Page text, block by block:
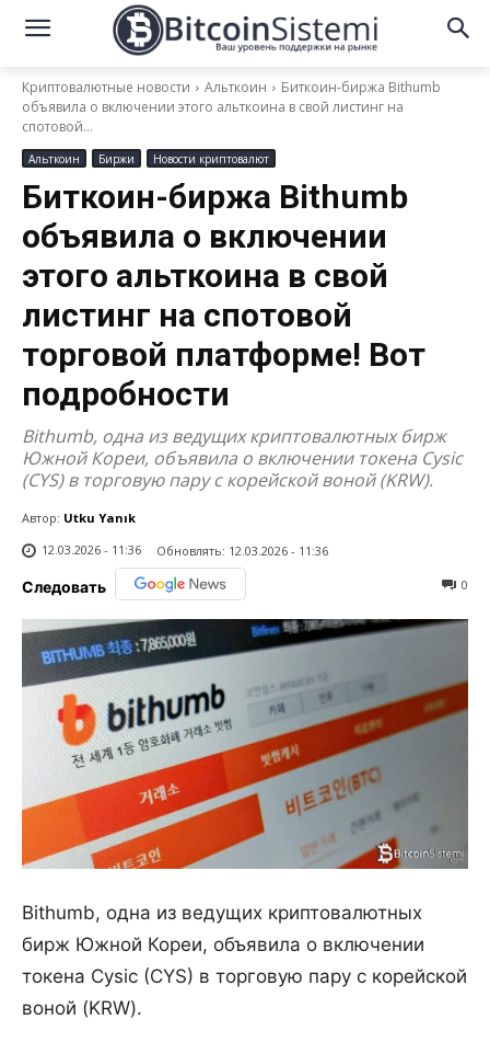
Криптовалютные новости Альткоин
Биткоин-биржа Bithumb
объявила о включении этого альткоина в свой листинг на
спотовой...
Альткоин Биржи Новости криптовалют
Биткоин-биржа Bithumb
объявила о включении
этого альткоина в свой
листинг на спотовой
торговой платформе! Вот
подробности
Bithumb, одна из ведущих криптовалютных бирж
Южной Кореи, объявила о включении токена Cysic
(CYS) в торговую пару с корейской воной (KRW).
Автор: Utku Yanık
12.03.2026 - 11:36
Обновлять: 12.03.2026 - 11:36
Следовать 0
Bithumb, одна из ведущих криптовалютных
бирж Южной Кореи, объявила о включении
токена Cysic (CYS) в торговую пару с корейской
воной (KRW).